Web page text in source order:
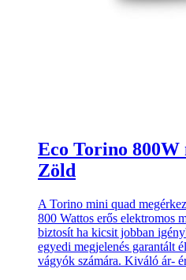
Eco Torino
Zöld
A Torino mini quad
800 Wattos erős elektromos
biztosít ha kicsit jobban
egyedi megjelenés garantált
vágyók számára. Kiváló ár-